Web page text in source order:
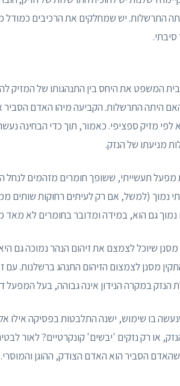
התרשלות. יש שמחלקים את הרכיבים
המשפט את היחס בין התנהגותו של המזיק
היתה התרשלות. הקביעה מיהו האדם הסביר
לפי מזיק ספציפי. כאמור, תוך כדי הבחינה
מניעתו של הנזק.
מפעל תעשייתי, ששופך חומרים מזהמים
נמוך (למשל, אם רק לעיתים רחוקות שותים
נמוך גם הוא, במידה ומדובר בחומרים לא
שיוכל לצמצם את זיהום הנהר נמוכה גם
מסנן לצמצום הזיהום התנהג ברשלנות. עם
במקרה הנידון אינה גבוהה, בעל המפעל
בו שימוש, ישנה התלבטות בפסיקה אילו
או רק נזקים 'יבשים' קונקרטיים? לאור
שהאדם הסביר הוא האדם הצודק, ההוגן והמוסרי.